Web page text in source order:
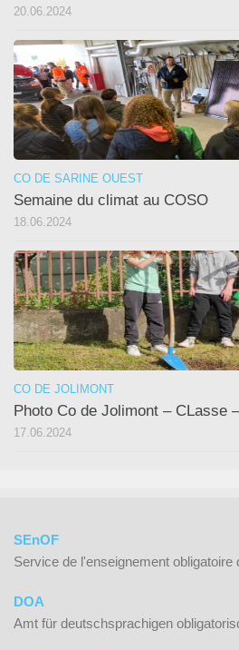
20.06.2024
CO DE SARINE OUEST
Semaine du climat au COSO
18.06.2024
CO DE JOLIMONT
Photo Co de Jolimont – CLasse
17.06.2024
SEnOF
Service de l'enseignement obligatoire
DOA
Amt für deutschsprachigen